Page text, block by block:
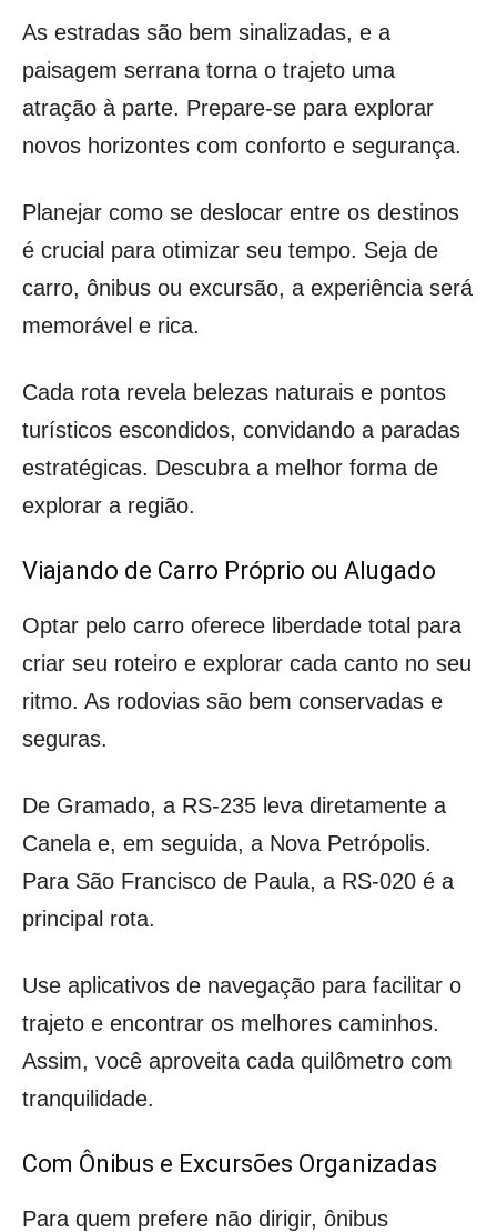
As estradas são bem sinalizadas, e a
paisagem serrana torna o trajeto uma
atração à parte. Prepare-se para explorar
novos horizontes com conforto e segurança.
Planejar como se deslocar entre os destinos
é crucial para otimizar seu tempo. Seja de
carro, ônibus ou excursão, a experiência será
memorável e rica.
Cada rota revela belezas naturais e pontos
turísticos escondidos, convidando a paradas
estratégicas. Descubra a melhor forma de
explorar a região.
Viajando de Carro Próprio ou Alugado
Optar pelo carro oferece liberdade total para
criar seu roteiro e explorar cada canto no seu
ritmo. As rodovias são bem conservadas e
seguras.
De Gramado, a RS-235 leva diretamente a
Canela e, em seguida, a Nova Petrópolis.
Para São Francisco de Paula, a RS-020 é a
principal rota.
Use aplicativos de navegação para facilitar o
trajeto e encontrar os melhores caminhos.
Assim, você aproveita cada quilômetro com
tranquilidade.
Com Ônibus e Excursões Organizadas
Para quem prefere não dirigir, ônibus